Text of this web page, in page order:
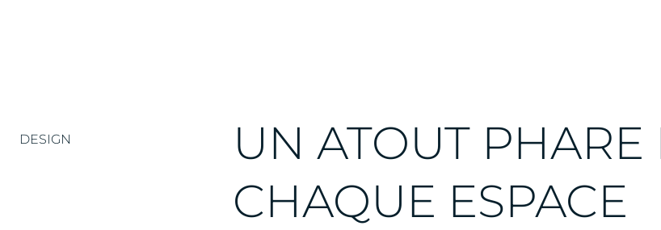
de réunion ou espaces d’hospitalité.
utilisation intelligente, Duo est la solution idéale
pour les entreprises qui privilégient la qualité,
DESIGN
UN ATOUT PHARE
CHAQUE ESPACE